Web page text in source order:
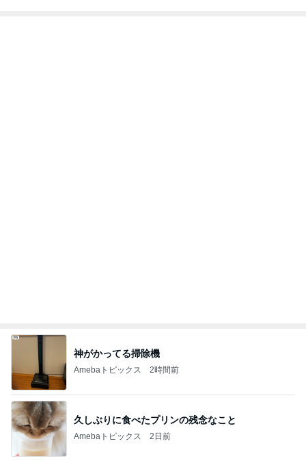
神がかってる掃除機
Amebaトピックス 2時間前
久しぶりに食べたプリンの残念なこと
Amebaトピックス 2日前